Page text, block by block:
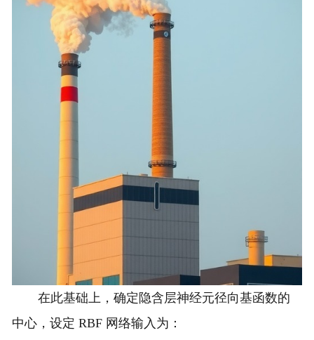
在此基础上，确定隐含层神经元径向基函数的
中心，设定 RBF 网络输入为：